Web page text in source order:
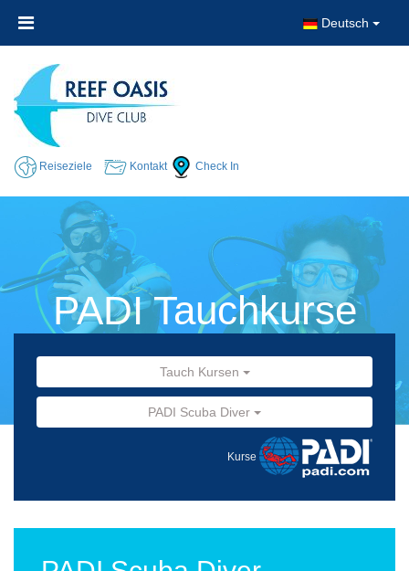
Deutsch
Reiseziele Kontakt Check In
PADI Tauchkurse
Tauch Kursen
PADI Scuba Diver
Kurse